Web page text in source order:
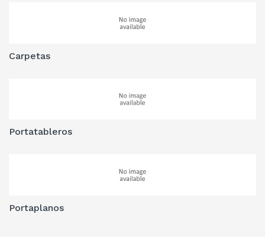
Carpetas
Portatableros
Portaplanos